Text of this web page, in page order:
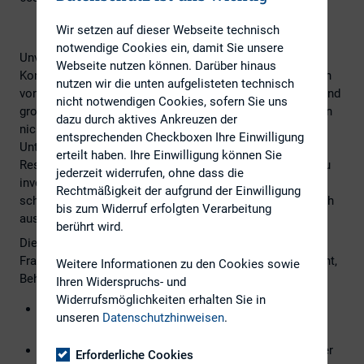
Unvorhersehbare Krisen wie Cyberrisiken, geopolitische
Konflikte, Lieferengpässe oder finanzielle Schwierigkeiten
von Geschäftspartnern stellen für Unternehmen zunehmend
große Herausforderungen dar. Diese Bedrohungen können
nicht nur die Reputation, sondern auch die Existenz eines
Unternehmens gefährden. Daher ist es entscheidend, in
Resilienz und ein gut durchdachtes Krisenmanagement zu
investieren. Nur so können Unternehmen auch in
schwierigen Zeiten handlungsfähig bleiben und erfolgreich
aus Krisen hervorgehen.
Die Konferenz
Fragestellungen mit Topmanagern aus der Praxis, Aufsicht,
Behörden und Institutionen:
Wie lässt sich Krisenprävention im Unternehmen
strategisch verankern?
Wie sehen erfolgreiche Strategien und Instrumente der
Wir setzen auf dieser Webseite technisch
notwendige Cookies ein, damit Sie unsere
Webseite nutzen können. Darüber hinaus
nutzen wir die unten aufgelisteten technisch
nicht notwendigen Cookies, sofern Sie uns
dazu durch aktives Ankreuzen der
entsprechenden Checkboxen Ihre Einwilligung
erteilt haben. Ihre Einwilligung können Sie
jederzeit widerrufen, ohne dass die
Rechtmäßigkeit der aufgrund der Einwilligung
bis zum Widerruf erfolgten Verarbeitung
berührt wird.
Weitere Informationen zu den Cookies sowie
Ihren Widerspruchs- und
Widerrufsmöglichkeiten erhalten Sie in
unseren Datenschutzhinweisen.
Erforderliche Cookies